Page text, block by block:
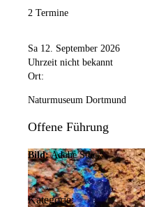
2 Termine
Sa 12. September 2026
Uhrzeit nicht bekannt
Ort:
Naturmuseum Dortmund
Offene Führung
Bild: Adobe Stock
Kategorie: